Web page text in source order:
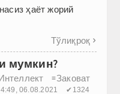
ҳаёт жорий
Тўлиқроқ 
мумкин?
≡Заковат
06.08.2021 ✔1324